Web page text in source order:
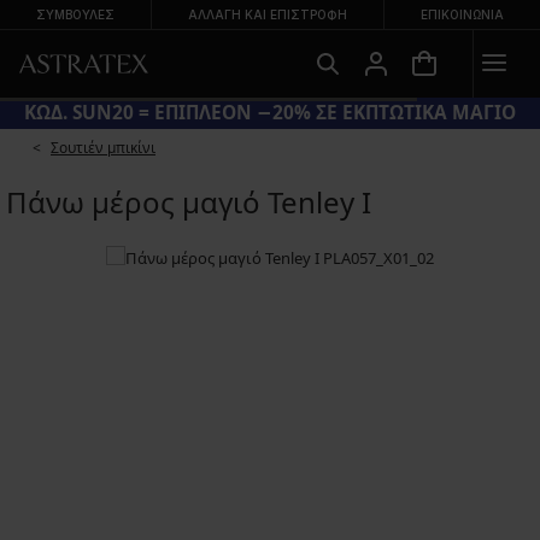
ΣΥΜΒΟΥΛΕΣ ΑΛΛΑΓΉ ΚΑΙ ΕΠΙΣΤΡΟΦΉ ΕΠΙΚΟΙΝΩΝΊΑ
ΚΩΔ. SUN20 = ΕΠΙΠΛΕΟΝ −20% ΣΕ ΕΚΠΤΩΤΙΚΑ ΜΑΓΙΟ
Σουτιέν μπικίνι
Πάνω μέρος μαγιό Tenley I